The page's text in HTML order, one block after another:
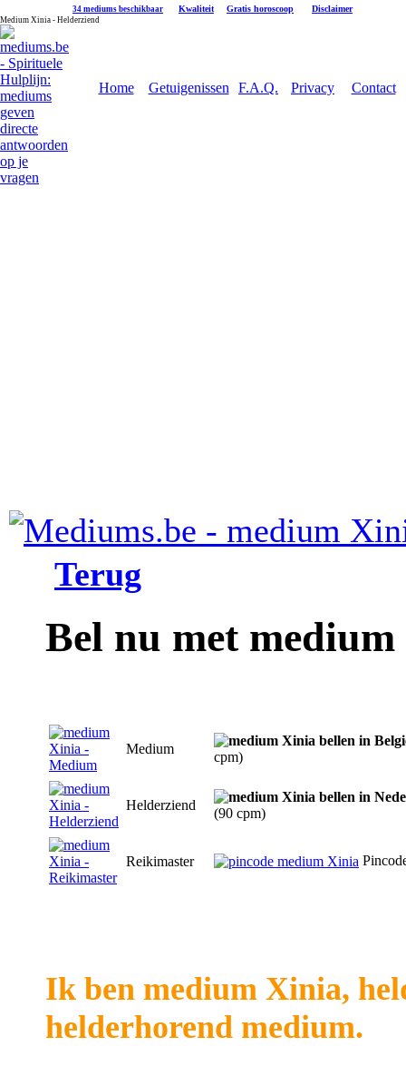
34 mediums beschikbaar Kwaliteit Gratis horoscoop Disclaimer
Medium Xinia - Helderziend
Home Getuigenissen F.A.Q. Privacy Contact
Terug
Bel nu met
Medium
cpm)
Helderziend
(90 cpm)
Reikimaster
Ik ben medium Xinia,
helderhorend medium.